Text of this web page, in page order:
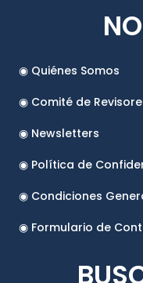
◉ Quiénes Somos
◉ Comité de
◉ Newsletters
◉ Política de
◉ Condiciones
◉ Formulario de